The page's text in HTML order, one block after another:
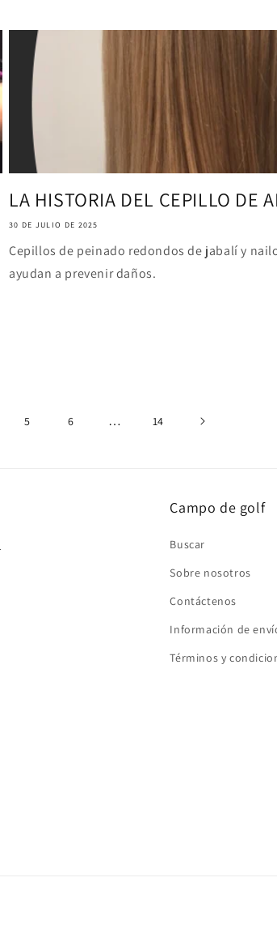
LA HISTORIA DEL CEPILLO DE
30 DE JULIO DE 2025
Cepillos de peinado redondos de jabalí y
ayudan a prevenir daños.
5 6 … 14
Campo de golf
Buscar
Sobre nosotros
Contáctenos
Información de
Términos y